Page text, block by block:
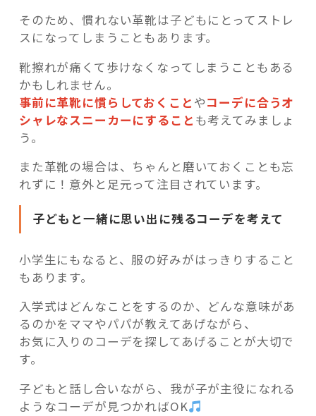
そのため、慣れない革靴は子どもにとってストレ
スになってしまうこともあります。
靴擦れが痛くて歩けなくなってしまうこともある
かもしれません。
事前に革靴に慣らしておくこと やコーデに合うオ
シャレなスニーカーにすること も考えてみましょ
う。
また革靴の場合は、ちゃんと磨いておくことも忘
れずに！意外と足元って注目されています。
子どもと一緒に思い出に残るコーデを考えて
小学生にもなると、服の好みがはっきりすること
もあります。
入学式はどんなことをするのか、どんな意味があ
るのかをママやパパが教えてあげながら、
お気に入りのコーデを探してあげることが大切で
す。
子どもと話し合いながら、我が子が主役になれる
ようなコーデが見つかればOK